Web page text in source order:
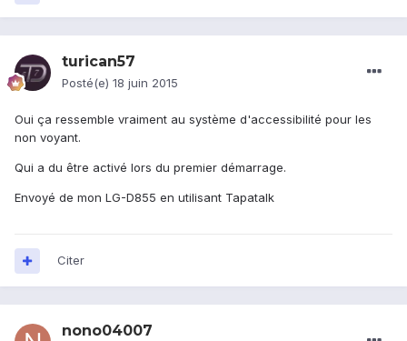
turican57
Posté(e) 18 juin 2015
Oui ça ressemble vraiment au système d'accessibilité pour les
non voyant.
Qui a du être activé lors du premier démarrage.
Envoyé de mon LG-D855 en utilisant Tapatalk
Citer
nono04007